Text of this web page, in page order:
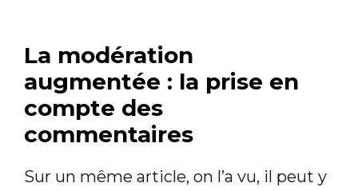
La modération
augmentée : la prise en
compte des
commentaires
Sur un même article, on l’a vu, il peut y